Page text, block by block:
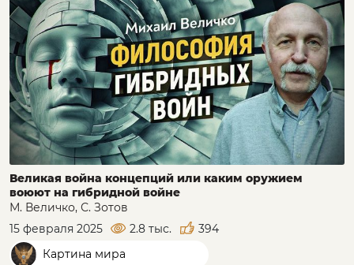
Великая война концепций или каким оружием
воюют на гибридной войне
М. Величко, С. Зотов
15 февраля 2025
2.8 тыс.
394
Картина мира